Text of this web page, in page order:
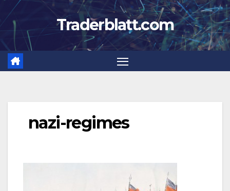
Zum
Inhalt
springen
Traderblatt.com
nazi-regimes